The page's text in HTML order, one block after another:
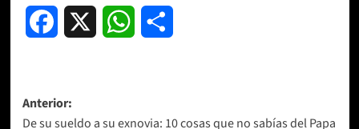
Facebook WhatsApp
Navegación
Anterior:
De su sueldo a su exnovia: 10 cosas que no sabías del Papa